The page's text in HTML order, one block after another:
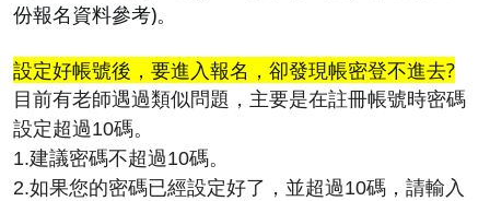
份報名資料參考)。
設定好帳號後，要進入報名，卻發現帳密登不進去?
目前有老師遇過類似問題，主要是在註冊帳號時密碼
設定超過10碼。
1.建議密碼不超過10碼。
2.如果您的密碼已經設定好了，並超過10碼，請輸入